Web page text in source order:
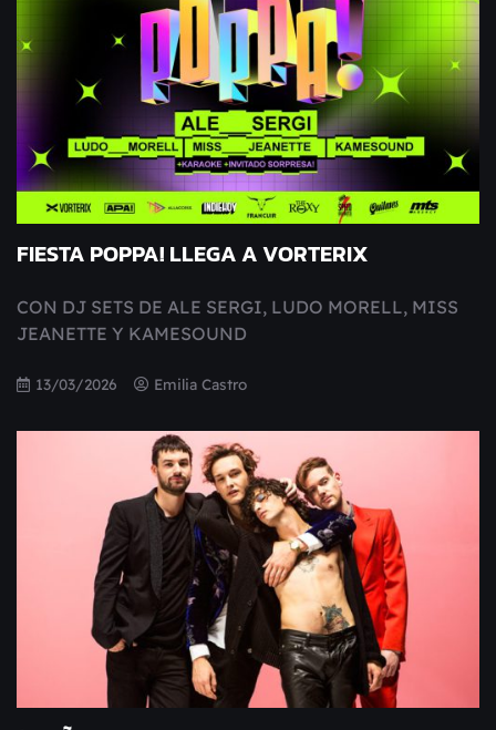
FIESTA POPPA! LLEGA A VORTERIX
CON DJ SETS DE ALE SERGI, LUDO MORELL, MISS
JEANETTE Y KAMESOUND
13/03/2026 Emilia Castro